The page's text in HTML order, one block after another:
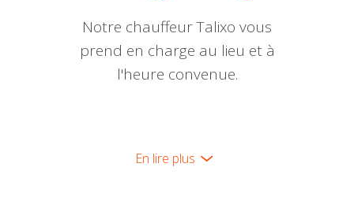
Notre chauffeur Talixo vous
prend en charge au lieu et à
l'heure convenue.
En lire plus